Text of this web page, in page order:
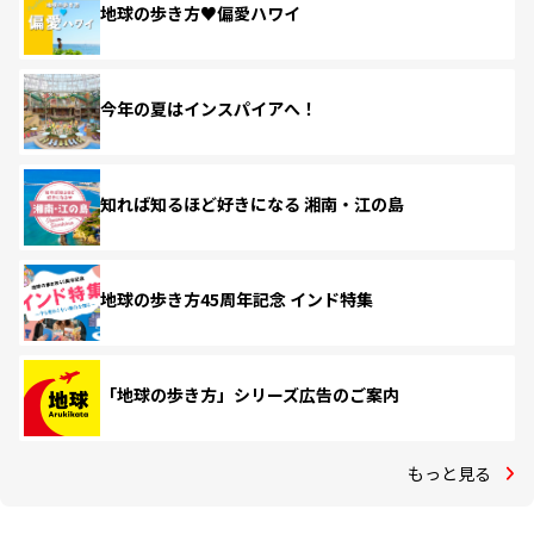
地球の歩き方♥偏愛ハワイ
今年の夏はインスパイアへ！
知れば知るほど好きになる 湘南・江の島
地球の歩き方45周年記念 インド特集
「地球の歩き方」シリーズ広告のご案内
もっと見る